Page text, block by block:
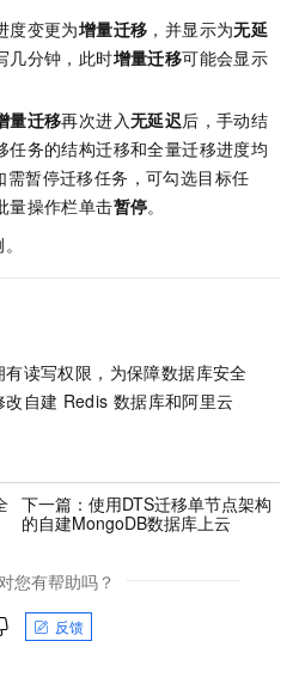
度变更为增量迁移 ，并显示为无延
几分钟，此时增量迁移可能会显示
量迁移再次进入无延迟后，手动结
任务的结构迁移和全量迁移进度均
需暂停迁移任务，可勾选目标任
量操作栏单击暂停。
读写权限，为保障数据库安全
自建 Redis 数据库和阿里云
下一篇： 使用DTS迁移单节点架构
的自建MongoDB数据库上云
您有帮助吗？
反馈